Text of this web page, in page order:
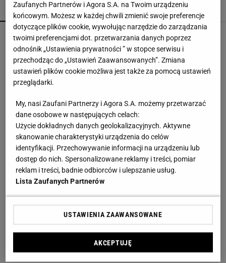
POPULARNE NAJNOWSZE
Przenośne klimatyzatory i wentylatory najlepsze
na upały. Są tanie i ciche, dobre do sypialni
Te dywany są porządne jak za dawnych lato.
Skandynawski przepis na zdrowie? Sezonowe
produkty, prostota i smak bez kompromisów
MATERIAŁ PROMOCYJNY
Miętowy =fotel to hit polskich salonów. W lecie
2026 stawiamy na faktury
Ta luksusowa enklawa na Phuket była kiedyś
kopalnią cyny. Jak "blizna" na mapie wyspy stała
Zaufanych Partnerów i Agora S.A. na Twoim urządzeniu
końcowym. Możesz w każdej chwili zmienić swoje preferencje
dotyczące plików cookie, wywołując narzędzie do zarządzania
twoimi preferencjami dot. przetwarzania danych poprzez
odnośnik „Ustawienia prywatności ” w stopce serwisu i
przechodząc do „Ustawień Zaawansowanych”. Zmiana
ustawień plików cookie możliwa jest także za pomocą ustawień
przeglądarki.
My, nasi Zaufani Partnerzy i Agora S.A. możemy przetwarzać
dane osobowe w następujących celach:
Użycie dokładnych danych geolokalizacyjnych. Aktywne
skanowanie charakterystyki urządzenia do celów
identyfikacji. Przechowywanie informacji na urządzeniu lub
dostęp do nich. Spersonalizowane reklamy i treści, pomiar
reklam i treści, badnie odbiorców i ulepszanie usług.
Lista Zaufanych Partnerów
USTAWIENIA ZAAWANSOWANE
AKCEPTUJĘ